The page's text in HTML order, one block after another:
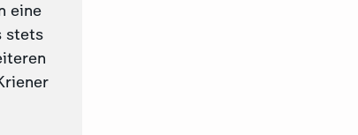
eine
stets